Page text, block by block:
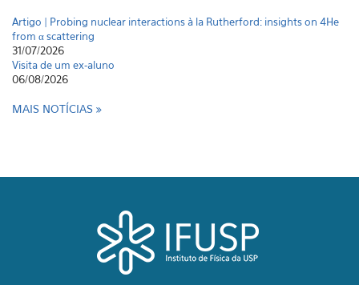
Artigo | Probing nuclear interactions à la Rutherford: insights on 4He
from α scattering
31/07/2026
Visita de um ex-aluno
06/08/2026
MAIS NOTÍCIAS